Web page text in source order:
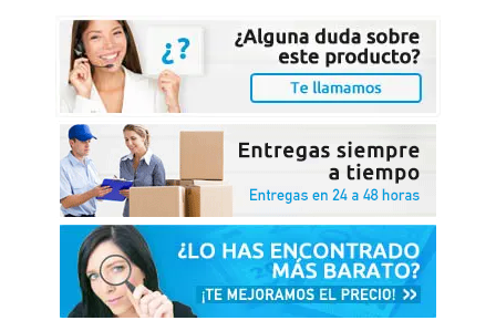
HP DeskJet 2546
HP DeskJet 2545
HP DeskJet 2545 gray
HP DeskJet 2511
HP Envy 4503